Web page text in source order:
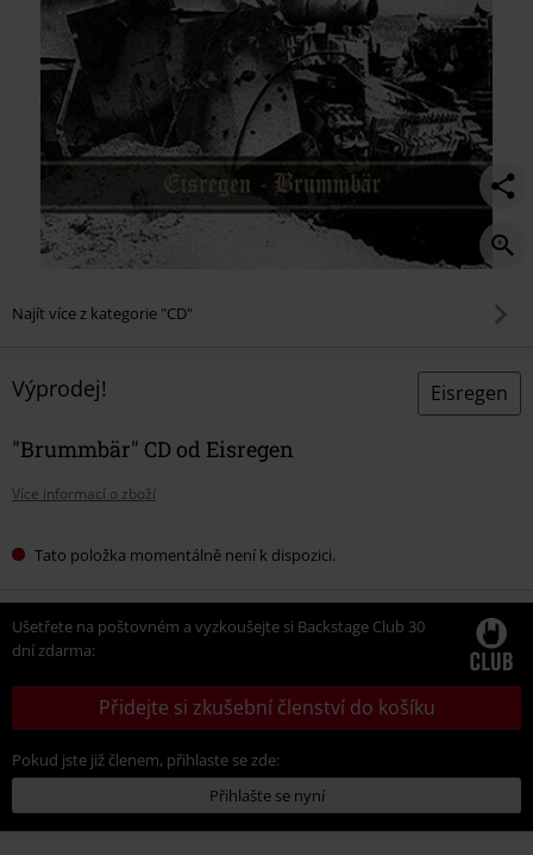
Najít více z kategorie "CD"
Výprodej! Eisregen
"Brummbär" CD od Eisregen
Více informací o zboží
Tato položka momentálně není k dispozici.
Ušetřete na poštovném a vyzkoušejte si Backstage Club 30
dní zdarma:
Přidejte si zkušební členství do košíku
Pokud jste již členem, přihlaste se zde:
Přihlašte se nyní